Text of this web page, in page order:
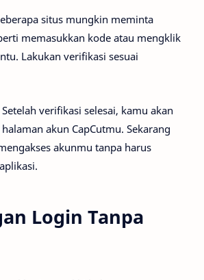
situs mungkin meminta
memasukkan kode atau mengklik
Lakukan verifikasi sesuai
Setelah verifikasi selesai, kamu akan
akun CapCutmu. Sekarang
akunmu tanpa harus
Login Tanpa